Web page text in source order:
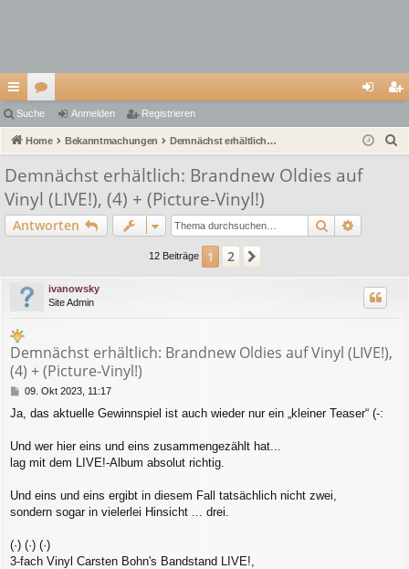
ch
ne
llz
ug
riff
or
en m ist
Suche Anmelden Registrieren
Home Bekanntmachungen Demnächst erhältlich: Brandnew Oldies auf Vinyl (LIVE!), (4) + (Picture-Vinyl!)
Demnächst erhältlich: Brandnew Oldies auf
Vinyl (LIVE!), (4) + (Picture-Vinyl!)
Antworten Suche
12 Beiträge 1 2
ivanowsky
Site Admin
Demnächst erhältlich: Brandnew Oldies auf Vinyl (LIVE!),
(4) + (Picture-Vinyl!)
B
i
r
a
g
09. Okt 2023, 11:17
Ja, das aktuelle Gewinnspiel ist auch wieder nur ein „kleiner Teaser“ (-:
Und wer hier eins und eins zusammengezählt hat...
lag mit dem LIVE!-Album absolut richtig.
Und eins und eins ergibt in diesem Fall tatsächlich nicht zwei,
sondern sogar in vielerlei Hinsicht ... drei.
(·) (·) (·)
3-fach Vinyl Carsten Bohn's Bandstand LIVE!,